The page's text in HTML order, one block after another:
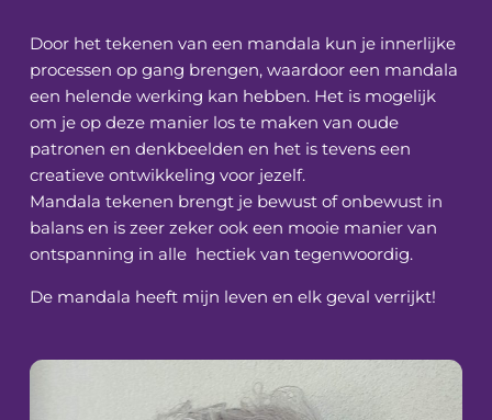
Door het tekenen van een mandala kun je innerlijke
processen op gang brengen, waardoor een mandala
een helende werking kan hebben. Het is mogelijk
om je op deze manier los te maken van oude
patronen en denkbeelden en het is tevens een
creatieve ontwikkeling voor jezelf.
Mandala tekenen brengt je bewust of onbewust in
balans en is zeer zeker ook een mooie manier van
ontspanning in alle hectiek van tegenwoordig.
De mandala heeft mijn leven en elk geval verrijkt!